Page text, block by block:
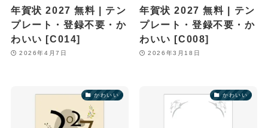
年賀状 2027 無料 | テン
プレート・登録不要・か
わいい [C014]
2026年4月7日
年賀状 2027 無料 | テン
プレート・登録不要・か
わいい [C008]
2026年3月18日
かわいい かわいい